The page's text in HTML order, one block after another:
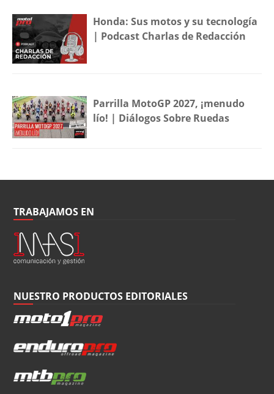
Honda: Sus motos y su tecnología
| Podcast Charlas de Redacción
Parrilla MotoGP 2027, ¡menudo
lío! | Diálogos Sobre Ruedas
TRABAJAMOS EN
NUESTRO PRODUCTOS EDITORIALES